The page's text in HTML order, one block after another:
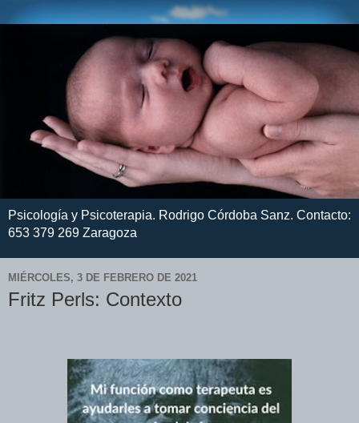
Psicología y Psicoterapia. Rodrigo Córdoba Sanz. Contacto:
653 379 269 Zaragoza
MIÉRCOLES, 3 DE FEBRERO DE 2021
Fritz Perls: Contexto